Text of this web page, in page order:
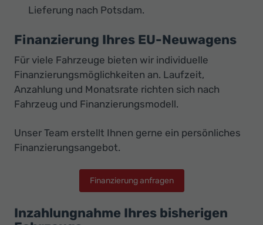
Lieferung nach Potsdam.
Finanzierung Ihres EU-Neuwagens
Für viele Fahrzeuge bieten wir individuelle
Finanzierungsmöglichkeiten an. Laufzeit,
Anzahlung und Monatsrate richten sich nach
Fahrzeug und Finanzierungsmodell.
Unser Team erstellt Ihnen gerne ein persönliches
Finanzierungsangebot.
Finanzierung anfragen
Inzahlungnahme Ihres bisherigen